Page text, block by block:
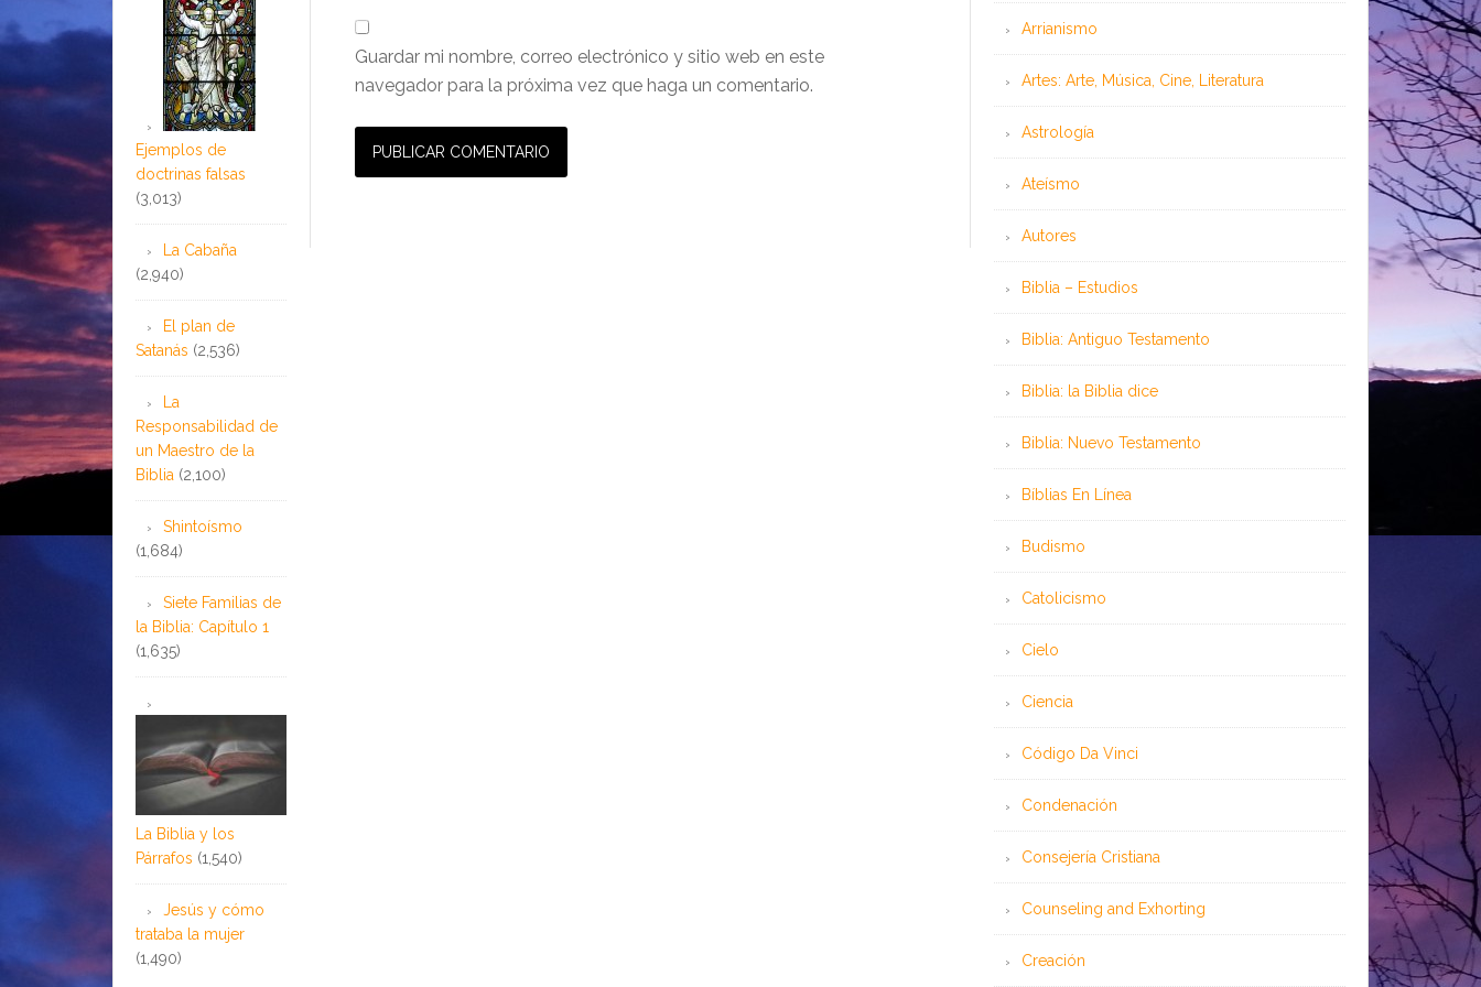
Guardar mi nombre, correo electrónico y sitio web en este
navegador para la próxima vez que haga un comentario.
Arrianismo
Artes: Arte, Música, Cine, Literatura
Astrología
Ateísmo
Autores
Biblia – Estudios
Biblia: Antiguo Testamento
Biblia: la Biblia dice
Biblia: Nuevo Testamento
Bíblias En Línea
Budismo
Catolicismo
Cielo
Ciencia
Código Da Vinci
Condenación
Consejería Cristiana
Counseling and Exhorting
Creación
Ejemplos de
doctrinas falsas
(3,013)
La Cabaña
(2,940)
El plan de
Satanás (2,536)
La
Responsabilidad de
un Maestro de la
Biblia (2,100)
Shintoísmo
(1,684)
Siete Familias de
la Biblia: Capítulo 1
(1,635)
La Biblia y los
Párrafos (1,540)
Jesús y cómo
trataba la mujer
(1,490)